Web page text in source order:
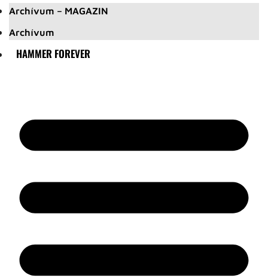
Archívum – MAGAZIN
Archívum
HAMMER FOREVER